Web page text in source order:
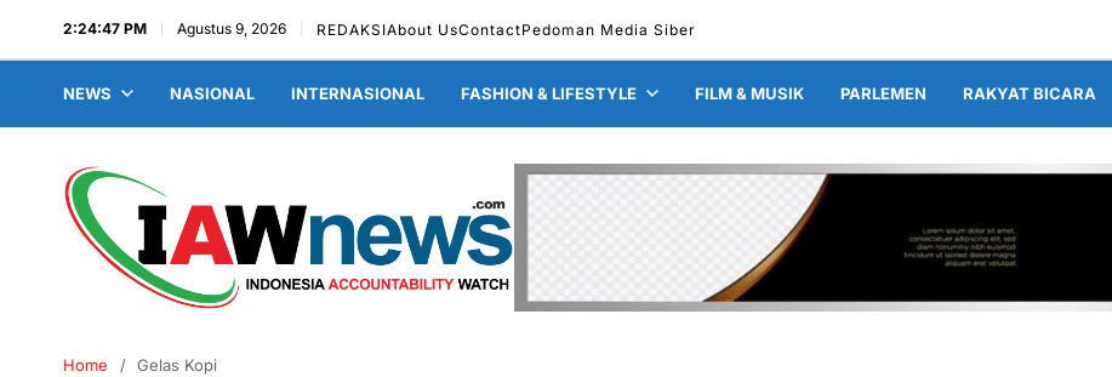
2:24:48 PM Agustus 9, 2026 REDAKSIAbout UsContactPedoman Media Siber
NEWS NASIONAL INTERNASIONAL FASHION & LIFESTYLE FILM & MUSIK PARLEMEN RAKYAT BICARA
Home Gelas Kopi